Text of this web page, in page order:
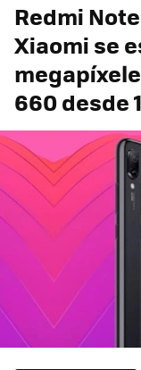
Redmi
Xiaomi se
660 desde